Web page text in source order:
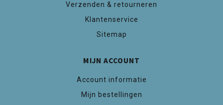
Verzenden & retourneren
Klantenservice
Sitemap
MIJN ACCOUNT
Account informatie
Mijn bestellingen